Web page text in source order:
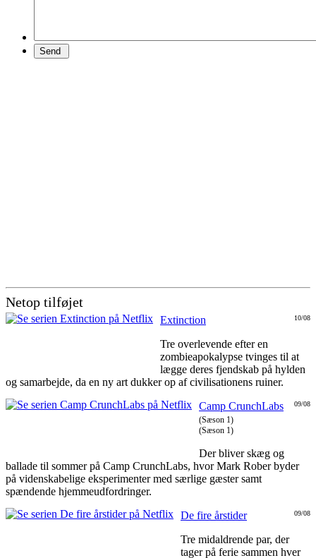
Netop tilføjet
10/08
Extinction
Tre overlevende efter en
zombieapokalypse tvinges til at
lægge deres fjendskab på hylden
og samarbejde, da en ny art dukker op af civilisationens ruiner.
09/08
Camp CrunchLabs
(Sæson 1)
(Sæson 1)
Der bliver skæg og
ballade til sommer på Camp CrunchLabs, hvor Mark Rober byder
på videnskabelige eksperimenter med særlige gæster samt
spændende hjemmeudfordringer.
09/08
De fire årstider
Tre midaldrende par, der
tager på ferie sammen hver